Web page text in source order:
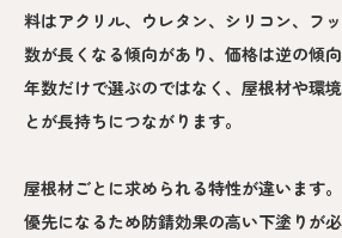
料はアクリル、ウレタン、シリコン、フ
数が長くなる傾向があり、価格は逆の傾
年数だけで選ぶのではなく、屋根材や環
とが長持ちにつながります。
屋根材ごとに求められる特性が違います
優先になるため防錆効果の高い下塗りが